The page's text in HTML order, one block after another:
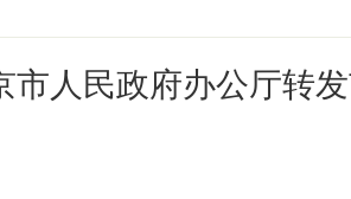
市人民政府办公厅转